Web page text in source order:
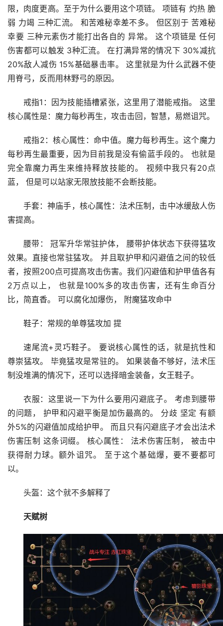
限，肉度更高。至于为什么要用这个项链。 项链有 灼热 脆
弱 力竭 三种汇流。 和苦难秘幸差不多。 但区别于 苦难秘
幸要 三种元素伤才能打出各自的 异常。 这个项链是 任何
伤害都可以触发 3种汇流。 在打满异常的情况下 30%减抗
20%敌人减伤 15%基础暴击率。 这里就是为什么武器不使
用脊弓，反而用林野弓的原因。
戒指1：因为技能插槽紧张，这里用了潜能戒指。 这里
核心属性是：魔力每秒再生，攻击击回，智慧，易燃诅咒。
戒指2：核心属性：命中值。魔力每秒再生。这个魔力
每秒再生最重要，因为目前我是没有偷蓝手段的。 也就是
完全靠魔力再生来维持释放技能的。 视频中我只有20点
蓝， 但是可以站家无限放技能不会断技能。
手套：神庙手，核心属性：法术压制，击中冰缓敌人伤
害提高。
腰带： 冠军升华常驻护体， 腰带护体状态下获得猛攻
效果。直接也常驻猛攻。 并且取护甲和闪避值之间的较低
者，按照200点可提高攻击伤害。我们闪避值和护甲值各有
2万点以上， 也就是100%多的攻击伤害，还有生命百分
比，简直香。 可以腐化加爆伤， 附魔猛攻命中
鞋子：常规的单尊猛攻加 提
速尾流+灵巧鞋子。 要说核心属性的话，就是抗性和
尊崇猛攻。 毕竟猛攻是常驻的。 如果装备不够好，法术压
制没堆满的情况下，还可以选择暗金装备，女王鞋子。
衣服：这里说一下为什么要用闪避底子。 考虑到腰带
的问题， 护甲和闪避平衡是加伤最高的。 分歧 坚定 有额
外5%的闪避值加成给护甲。 而且只有闪避底子才会出法术
伤害压制 这条词缀。 核心属性： 法术伤害压制， 被击中
获得耐力球。额外诅咒。 至于这个基础爆，要不要都可
以。
头盔：这个就不多解释了
天赋树